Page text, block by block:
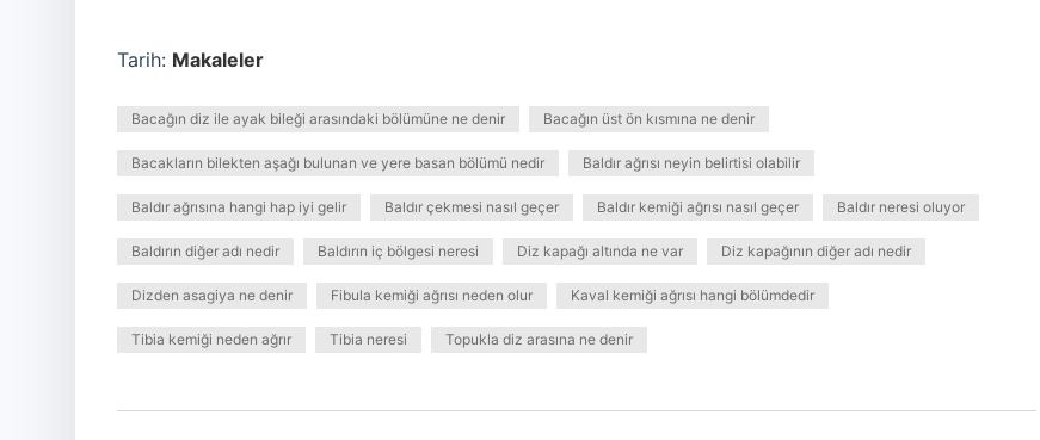
Tarih: Makaleler
Bacağın diz ile ayak bileği arasındaki bölümüne ne denir Bacağın üst ön kısmına ne denir
Bacakların bilekten aşağı bulunan ve yere basan bölümü nedir Baldır ağrısı neyin belirtisi olabilir
Baldır ağrısına hangi hap iyi gelir Baldır çekmesi nasıl geçer Baldır kemiği ağrısı nasıl geçer Baldır neresi oluyor
Baldırın diğer adı nedir Baldırın iç bölgesi neresi Diz kapağı altında ne var Diz kapağının diğer adı nedir
Dizden asagiya ne denir Fibula kemiği ağrısı neden olur Kaval kemiği ağrısı hangi bölümdedir
Tibia kemiği neden ağrır Tibia neresi Topukla diz arasına ne denir